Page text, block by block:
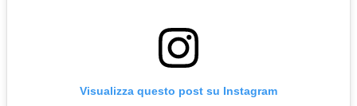
Visualizza questo post su Instagram